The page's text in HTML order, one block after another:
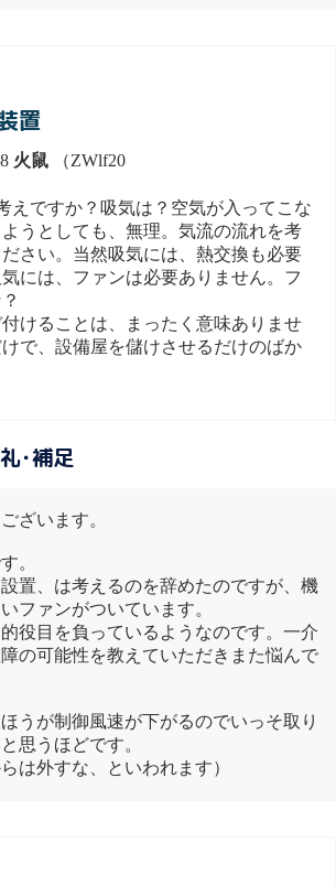
置
火鼠 （ZWlf20
えですか？吸気は？空気が入ってこな
うとしても、無理。気流の流れを考
さい。当然吸気には、熱交換も必要
には、ファンは必要ありません。フ
けることは、まったく意味ありませ
で、設備屋を儲けさせるだけのばか
･補足
ざいます。
。
置、は考えるのを辞めたのですが、機
ファンがついています。
役目を負っているようなのです。一介
の可能性を教えていただきまた悩んで
うが制御風速が下がるのでいっそ取り
思うほどです。
は外すな、といわれます）